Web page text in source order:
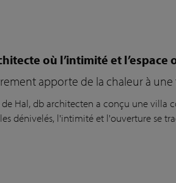
où l’intimité et
apporte de la chaleur à
Hal, db architecten a conçu une villa
les dénivelés, l'intimité et l'ouverture se